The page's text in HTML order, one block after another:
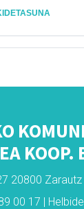
KOOP.
20800 Zarautz
00 17 |